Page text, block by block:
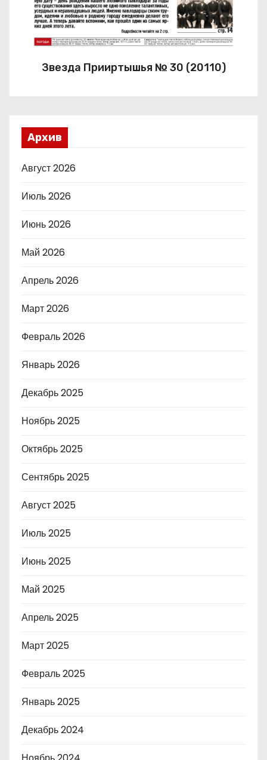
Звезда Прииртышья № 30 (20110)
Архив
Август 2026
Июль 2026
Июнь 2026
Май 2026
Апрель 2026
Март 2026
Февраль 2026
Январь 2026
Декабрь 2025
Ноябрь 2025
Октябрь 2025
Сентябрь 2025
Август 2025
Июль 2025
Июнь 2025
Май 2025
Апрель 2025
Март 2025
Февраль 2025
Январь 2025
Декабрь 2024